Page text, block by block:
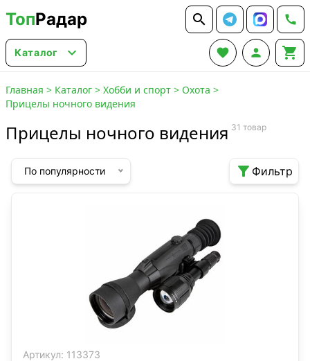
ТопРадар  
Каталог    
Главная > Каталог > Хобби и спорт > Охота >
Прицелы ночного видения
Прицелы ночного видения 31 товар
По популярности  Фильтр
Артикул: 113373